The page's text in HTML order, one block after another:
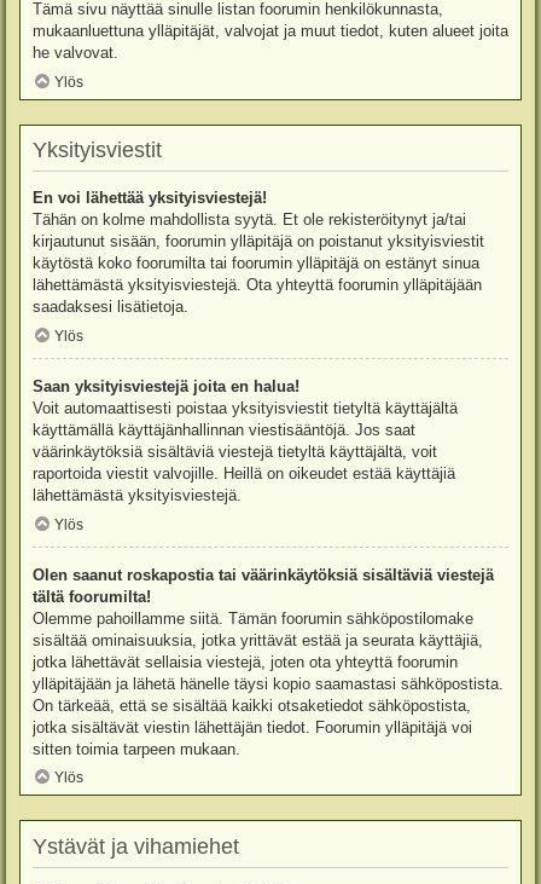
Tämä sivu näyttää sinulle listan foorumin henkilökunnasta,
mukaanluettuna ylläpitäjät, valvojat ja muut tiedot, kuten alueet joita
he valvovat.
Ylös
Yksityisviestit
En voi lähettää yksityisviestejä!
Tähän on kolme mahdollista syytä. Et ole rekisteröitynyt ja/tai
kirjautunut sisään, foorumin ylläpitäjä on poistanut yksityisviestit
käytöstä koko foorumilta tai foorumin ylläpitäjä on estänyt sinua
lähettämästä yksityisviestejä. Ota yhteyttä foorumin ylläpitäjään
saadaksesi lisätietoja.
Ylös
Saan yksityisviestejä joita en halua!
Voit automaattisesti poistaa yksityisviestit tietyltä käyttäjältä
käyttämällä käyttäjänhallinnan viestisääntöjä. Jos saat
väärinkäytöksiä sisältäviä viestejä tietyltä käyttäjältä, voit
raportoida viestit valvojille. Heillä on oikeudet estää käyttäjiä
lähettämästä yksityisviestejä.
Ylös
Olen saanut roskapostia tai väärinkäytöksiä sisältäviä viestejä
tältä foorumilta!
Olemme pahoillamme siitä. Tämän foorumin sähköpostilomake
sisältää ominaisuuksia, jotka yrittävät estää ja seurata käyttäjiä,
jotka lähettävät sellaisia viestejä, joten ota yhteyttä foorumin
ylläpitäjään ja lähetä hänelle täysi kopio saamastasi sähköpostista.
On tärkeää, että se sisältää kaikki otsaketiedot sähköpostista,
jotka sisältävät viestin lähettäjän tiedot. Foorumin ylläpitäjä voi
sitten toimia tarpeen mukaan.
Ylös
Ystävät ja vihamiehet